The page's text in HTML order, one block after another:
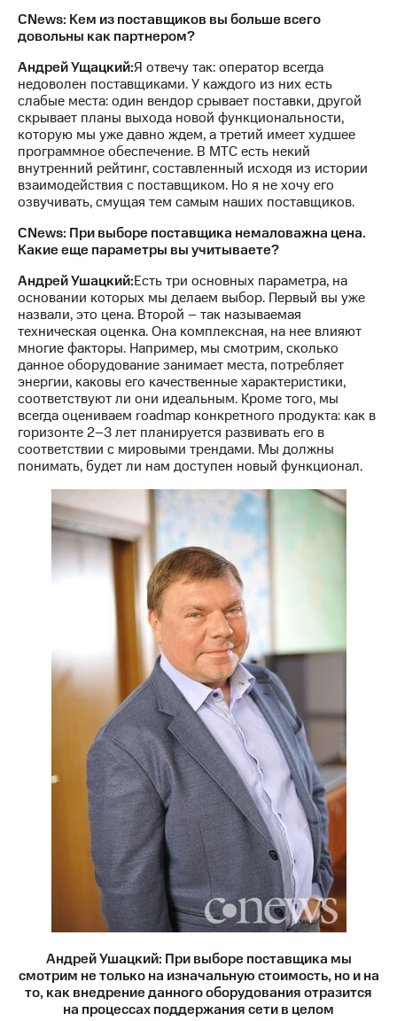
CNews: Кем из поставщиков вы больше всего
довольны как партнером?
Андрей Ущацкий:Я отвечу так: оператор всегда
недоволен поставщиками. У каждого из них есть
слабые места: один вендор срывает поставки, другой
скрывает планы выхода новой функциональности,
которую мы уже давно ждем, а третий имеет худшее
программное обеспечение. В МТС есть некий
внутренний рейтинг, составленный исходя из истории
взаимодействия с поставщиком. Но я не хочу его
озвучивать, смущая тем самым наших поставщиков.
CNews: При выборе поставщика немаловажна цена.
Какие еще параметры вы учитываете?
Андрей Ушацкий:Есть три основных параметра, на
основании которых мы делаем выбор. Первый вы уже
назвали, это цена. Второй – так называемая
техническая оценка. Она комплексная, на нее влияют
многие факторы. Например, мы смотрим, сколько
данное оборудование занимает места, потребляет
энергии, каковы его качественные характеристики,
соответствуют ли они идеальным. Кроме того, мы
всегда оцениваем roadmap конкретного продукта: как в
горизонте 2–3 лет планируется развивать его в
соответствии с мировыми трендами. Мы должны
понимать, будет ли нам доступен новый функционал.
Андрей Ушацкий: При выборе поставщика мы
смотрим не только на изначальную стоимость, но и на
то, как внедрение данного оборудования отразится
на процессах поддержания сети в целом